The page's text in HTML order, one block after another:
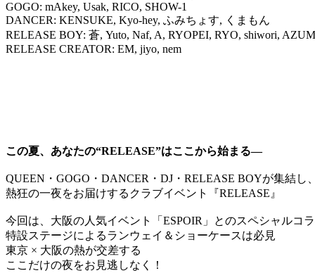
GOGO: mAkey, Usak, RICO, SHOW-1
DANCER: KENSUKE, Kyo-hey, ふみちょす, くまもん
RELEASE BOY: 蒼, Yuto, Naf, A, RYOPEI, RYO, shiwori,
RELEASE CREATOR: EM, jiyo, nem
この夏、あなたの“RELEASE”はここから始まる―
QUEEN・GOGO・DANCER・DJ・RELEASE BOYが集結し、
熱狂の一夜をお届けするクラブイベント『RELEASE』
今回は、大阪の人気イベント「ESPOIR」とのスペシャルコラ
特設ステージによるランウェイ＆ショーケースは必見
東京 × 大阪の熱が交差する
ここだけの夜をお見逃しなく！